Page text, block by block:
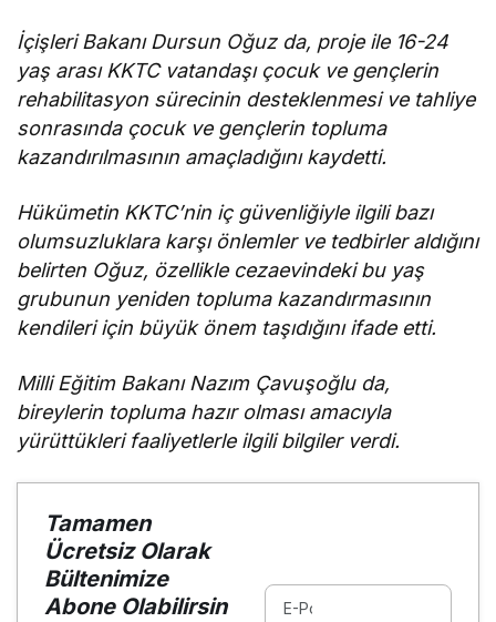
İçişleri Bakanı Dursun Oğuz da, proje ile 16-24
yaş arası KKTC vatandaşı çocuk ve gençlerin
rehabilitasyon sürecinin desteklenmesi ve tahliye
sonrasında çocuk ve gençlerin topluma
kazandırılmasının amaçladığını kaydetti.
Hükümetin KKTC’nin iç güvenliğiyle ilgili bazı
olumsuzluklara karşı önlemler ve tedbirler aldığını
belirten Oğuz, özellikle cezaevindeki bu yaş
grubunun yeniden topluma kazandırmasının
kendileri için büyük önem taşıdığını ifade etti.
Milli Eğitim Bakanı Nazım Çavuşoğlu da,
bireylerin topluma hazır olması amacıyla
yürüttükleri faaliyetlerle ilgili bilgiler verdi.
Tamamen
Ücretsiz Olarak
Bültenimize
Abone Olabilirsin